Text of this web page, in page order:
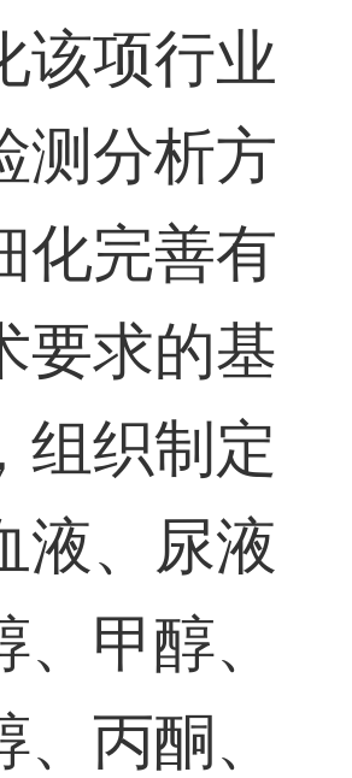
该项行业
测分析方
化完善有
要求的基
组织制定
液、尿液
、甲醇、
、丙酮、